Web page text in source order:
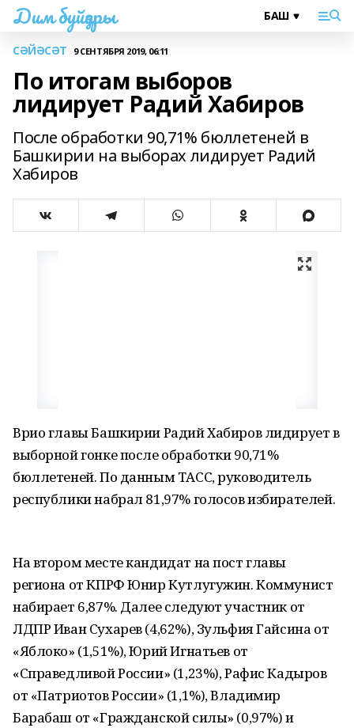
Дим буйҙары
СӘЙӘСӘТ 9 СЕНТЯБРЯ 2019, 06:11
По итогам выборов
лидирует Радий Хабиров
После обработки 90,71% бюллетеней в
Башкирии на выборах лидирует Радий
Хабиров
Врио главы Башкирии Радий Хабиров лидирует в
выборной гонке после обработки 90,71%
бюллетеней. По данным ТАСС, руководитель
республики набрал 81,97% голосов избирателей.
На втором месте кандидат на пост главы
региона от КПРФ Юнир Кутлугужин. Коммунист
набирает 6,87%. Далее следуют участник от
ЛДПР Иван Сухарев (4,62%), Зульфия Гайсина от
«Яблоко» (1,51%), Юрий Игнатьев от
«Справедливой России» (1,23%), Рафис Кадыров
от «Патриотов России» (1,1%), Владимир
Барабаш от «Гражданской силы» (0,97%) и